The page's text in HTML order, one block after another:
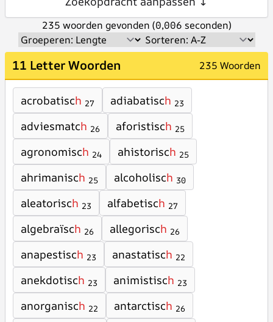
235 woorden gevonden (0,006 seconden)
11 Letter Woorden 235 Woorden
acrobatisch 27 adiabatisch 23
adviesmatch 26 aforistisch 25
agronomisch 24 ahistorisch 25
ahrimanisch 25 alcoholisch 30
aleatorisch 23 alfabetisch 27
algebraïsch 26 allegorisch 26
anapestisch 23 anastatisch 22
anekdotisch 23 animistisch 23
anorganisch 22 antarctisch 26